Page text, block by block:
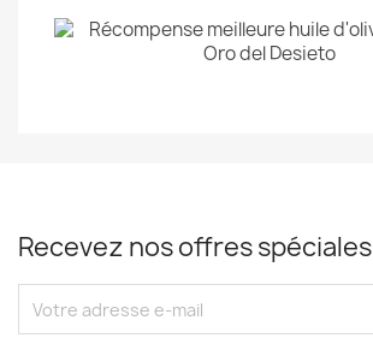
Recevez nos offres spéciales